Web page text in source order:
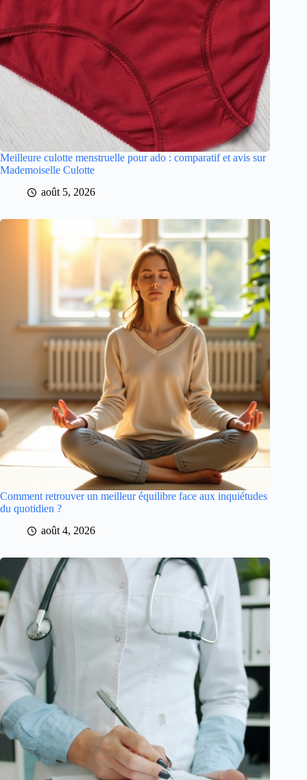
Meilleure culotte menstruelle pour ado : comparatif et avis sur
Mademoiselle Culotte
août 5, 2026
Comment retrouver un meilleur équilibre face aux inquiétudes
du quotidien ?
août 4, 2026